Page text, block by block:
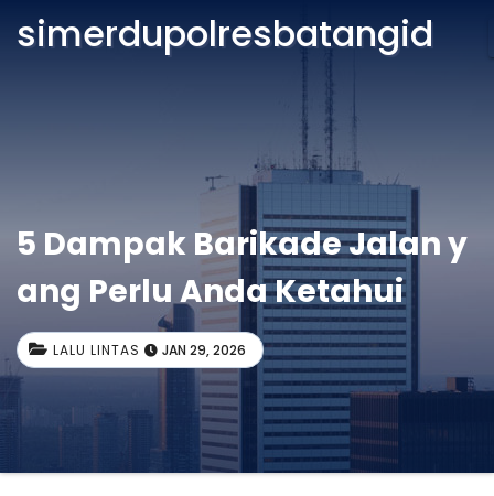
simerdupolresbatangid
5 Dampak Barikade Jalan y
ang Perlu Anda Ketahui
LALU LINTAS JAN 29, 2026